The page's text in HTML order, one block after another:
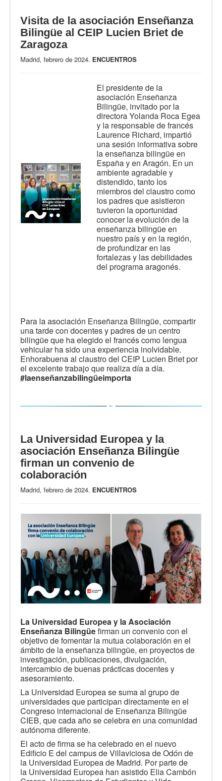
Visita de la asociación Enseñanza
Bilingüe al CEIP Lucien Briet de
Zaragoza
Madrid, febrero de 2024. ENCUENTROS
El presidente de la
asociación Enseñanza
Bilingüe, invitado por la
directora Yolanda Roca Egea
y la responsable de francés
Laurence Richard, impartió
una sesión informativa sobre
la enseñanza bilingüe en
España y en Aragón. En un
ambiente agradable y
distendido, tanto los
miembros del claustro como
los padres que asistieron
tuvieron la oportunidad
conocer la evolución de la
enseñanza bilingüe en
nuestro país y en la región,
de profundizar en las
fortalezas y las debilidades
del programa aragonés.
Para la asociación Enseñanza Bilingüe, compartir
una tarde con docentes y padres de un centro
bilingüe que ha elegido el francés como lengua
vehicular ha sido una experiencia inolvidable.
Enhorabuena al claustro del CEIP Lucien Briet por
el excelente trabajo que realiza día a día.
#laenseñanzabilingüeimporta
La Universidad Europea y la
asociación Enseñanza Bilingüe
firman un convenio de
colaboración
Madrid, febrero de 2024. ENCUENTROS
La Universidad Europea y la Asociación
Enseñanza Bilingüefirman un convenio con el
objetivo de fomentar la mutua colaboración en el
ámbito de la enseñanza bilingüe, en proyectos de
investigación, publicaciones, divulgación,
intercambio de buenas prácticas docentes y
asesoramiento.
La Universidad Europea se suma al grupo de
universidades que participan directamente en el
Congreso internacional de Enseñanza Bilingüe
CIEB, que cada año se celebra en una comunidad
autónoma diferente.
El acto de firma se ha celebrado en el nuevo
Edificio E del campus de Villaviciosa de Odón de
la Universidad Europea de Madrid. Por parte de
la Universidad Europea han asistido Elia Cambón